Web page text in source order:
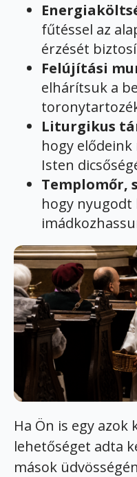
fűtéssel az
érzését
Felújítási
elhárítsuk a
Liturgikus
hogy
Isten
Templomőr,
hogy
Ha Ön is egy azok
lehetőséget adta
mások